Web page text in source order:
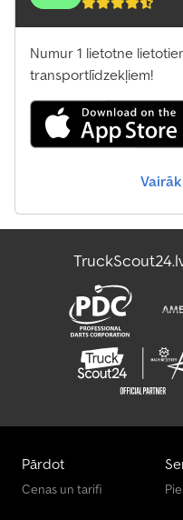
Tatra Citi
Vezeko Citi
Viberti Citi
Zettelmeyer Citi
Zorzi Citi
Numur 1 lietotne
transportlīdzekļiem!
Pārdot
Cenas un tarifi